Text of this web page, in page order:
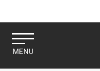
MENU